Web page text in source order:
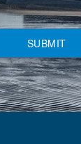
SUBMIT